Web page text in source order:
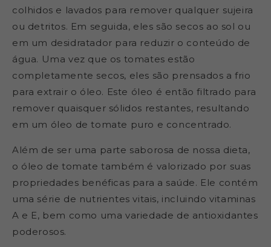
colhidos e lavados para remover qualquer sujeira
ou detritos. Em seguida, eles são secos ao sol ou
em um desidratador para reduzir o conteúdo de
água. Uma vez que os tomates estão
completamente secos, eles são prensados a frio
para extrair o óleo. Este óleo é então filtrado para
remover quaisquer sólidos restantes, resultando
em um óleo de tomate puro e concentrado.
Além de ser uma parte saborosa de nossa dieta,
o óleo de tomate também é valorizado por suas
propriedades benéficas para a saúde. Ele contém
uma série de nutrientes vitais, incluindo vitaminas
A e E, bem como uma variedade de antioxidantes
poderosos.